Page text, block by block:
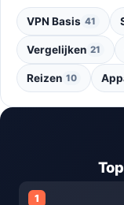
VPN Basis 41
Vergelijken 21
Reizen 10
1